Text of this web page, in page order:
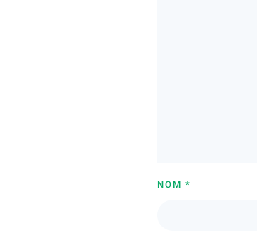
NOM *